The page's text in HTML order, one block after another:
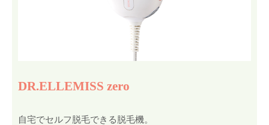
DR.ELLEMISS zero
自宅でセルフ脱毛できる脱毛機。